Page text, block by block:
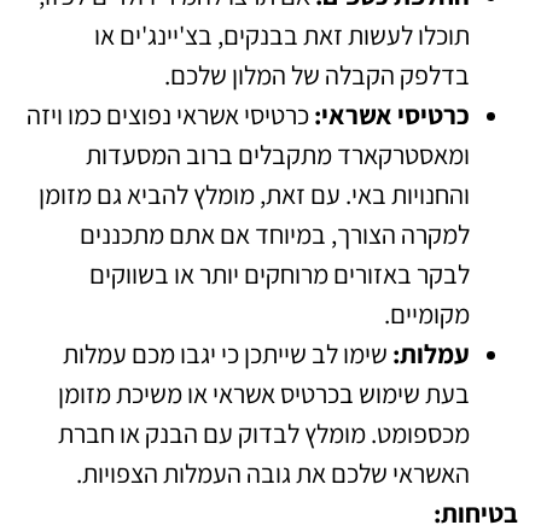
תוכלו לעשות זאת בבנקים, בצ'יינג'ים או
בדלפק הקבלה של המלון שלכם.
כרטיסי אשראי:כרטיסי אשראי נפוצים כמו ויזה
ומאסטרקארד מתקבלים ברוב המסעדות
והחנויות באי. עם זאת, מומלץ להביא גם מזומן
למקרה הצורך, במיוחד אם אתם מתכננים
לבקר באזורים מרוחקים יותר או בשווקים
מקומיים.
עמלות: שימו לב שייתכן כי יגבו מכם עמלות
בעת שימוש בכרטיס אשראי או משיכת מזומן
מכספומט. מומלץ לבדוק עם הבנק או חברת
האשראי שלכם את גובה העמלות הצפויות.
בטיחות: